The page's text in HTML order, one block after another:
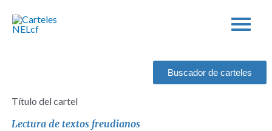
Buscador de carteles
Título del cartel
Lectura de textos freudianos